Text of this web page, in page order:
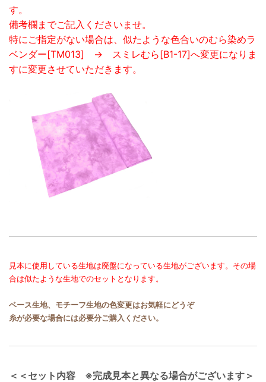
す。
備考欄までご記入くださいませ。
特にご指定がない場合は、似たような色合いのむら染めラ
ベンダー[TM013] → スミレむら[B1-17]へ変更になりま
すに変更させていただきます。
見本に使用している生地は廃盤になっている生地がございます。その場
合は似たような生地でのセットとなります。
ベース生地、モチーフ生地の色変更はお気軽にどうぞ
糸が必要な場合には必要分ご購入ください。
＜＜セット内容 ※完成見本と異なる場合がございます＞